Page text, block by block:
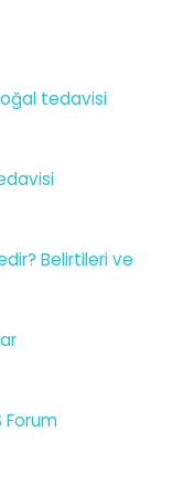
tedavisi
Belirtileri ve
Forum